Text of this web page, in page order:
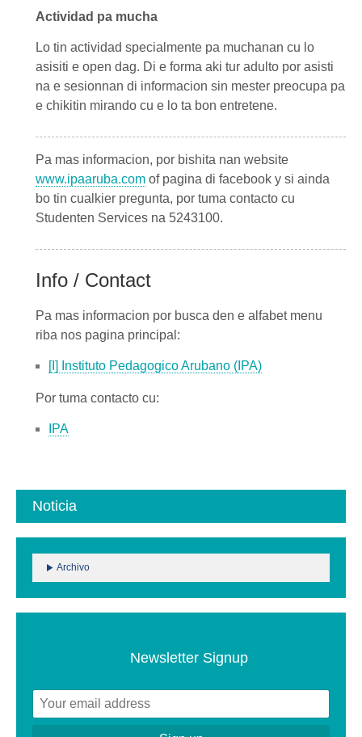
Actividad pa mucha
Lo tin actividad specialmente pa muchanan cu lo
asisiti e open dag. Di e forma aki tur adulto por asisti
na e sesionnan di informacion sin mester preocupa pa
e chikitin mirando cu e lo ta bon entretene.
Pa mas informacion, por bishita nan website
www.ipaaruba.com of pagina di facebook y si ainda
bo tin cualkier pregunta, por tuma contacto cu
Studenten Services na 5243100.
Info / Contact
Pa mas informacion por busca den e alfabet menu
riba nos pagina principal:
[I] Instituto Pedagogico Arubano (IPA)
Por tuma contacto cu:
IPA
Noticia
Archivo
Newsletter Signup